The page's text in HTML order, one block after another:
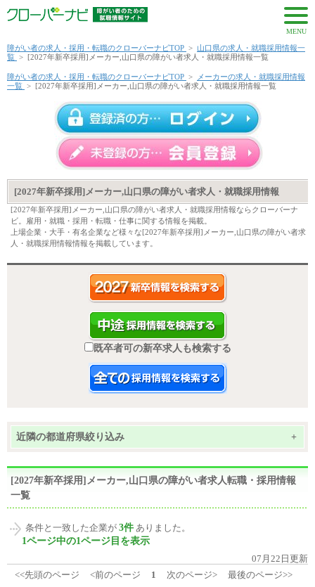
MENU
障がい者の求人・採用・転職のクローバーナビTOP > 山口県の求人・就職採用情報一
覧 > [2027年新卒採用]メーカー,山口県の障がい者求人・就職採用情報一覧
障がい者の求人・採用・転職のクローバーナビTOP >
メーカーの求人・就職採用情報
一覧 > [2027年新卒採用]メーカー,山口県の障がい者求人・就職採用情報一覧
[2027年新卒採用]メーカー,山口県の障がい者求人・就職採用情報
[2027年新卒採用]メーカー,山口県の障がい者求人・就職採用情報ならクローバーナ
ビ。雇用・就職・採用・転職・仕事に関する情報を掲載。
上場企業・大手・有名企業など様々な[2027年新卒採用]メーカー,山口県の障がい者求
人・就職採用情報情報を掲載しています。
既卒者可の新卒求人も検索する
近隣の都道府県絞り込み +
[2027年新卒採用]メーカー,山口県の障がい者求人転職・採用情報
一覧
条件と一致した企業が 3件 ありました。
1ページ中の1ページ目を表示
07月22日更新
<<先頭のページ
<前のページ 1 次のページ> 最後のページ>>